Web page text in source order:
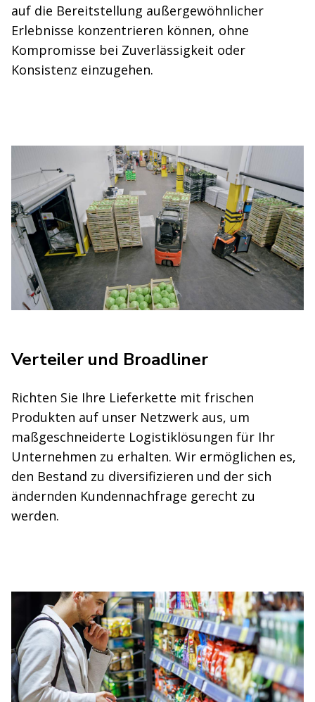
auf die Bereitstellung außergewöhnlicher
Erlebnisse konzentrieren können, ohne
Kompromisse bei Zuverlässigkeit oder
Konsistenz einzugehen.
Verteiler und Broadliner
Richten Sie Ihre Lieferkette mit frischen
Produkten auf unser Netzwerk aus, um
maßgeschneiderte Logistiklösungen für Ihr
Unternehmen zu erhalten. Wir ermöglichen es,
den Bestand zu diversifizieren und der sich
ändernden Kundennachfrage gerecht zu
werden.